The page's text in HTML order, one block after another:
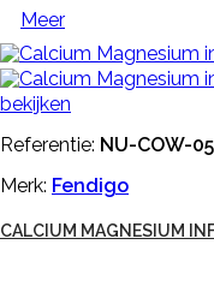
Meer
bekijken
Referentie: NU-COW-
Merk: Fendigo
CALCIUM MAGNESIUM